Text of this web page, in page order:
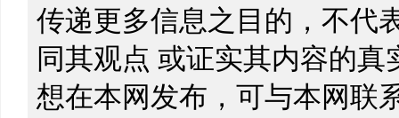
传递更多信息之目的，不代
同其观点 或证实其内容的
想在本网发布，可与本网联